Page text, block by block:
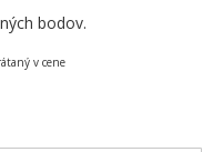
bodov.
v cene